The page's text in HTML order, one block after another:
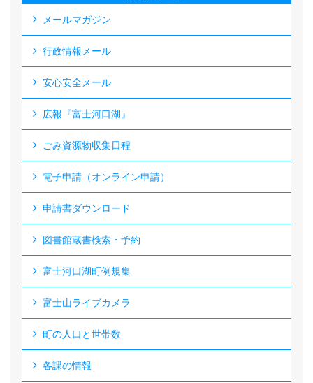
メールマガジン
行政情報メール
安心安全メール
広報『富士河口湖』
ごみ資源物収集日程
電子申請（オンライン申請）
申請書ダウンロード
図書館蔵書検索・予約
富士河口湖町例規集
富士山ライブカメラ
町の人口と世帯数
各課の情報